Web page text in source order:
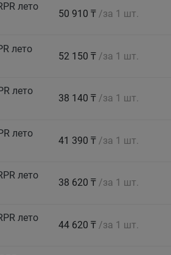
лето
50 910 ₸ /за 1 шт.
лето
52 150 ₸ /за 1 шт.
лето
38 140 ₸ /за 1 шт.
лето
41 390 ₸ /за 1 шт.
лето
38 620 ₸ /за 1 шт.
лето
44 620 ₸ /за 1 шт.